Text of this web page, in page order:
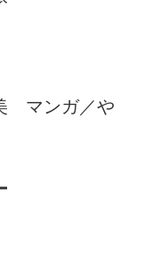
マンガ／や